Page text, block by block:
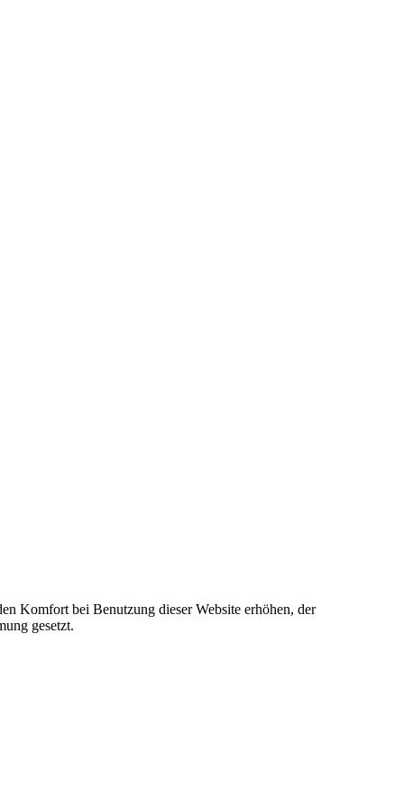
Komfort bei Benutzung dieser Website erhöhen, der
gesetzt.